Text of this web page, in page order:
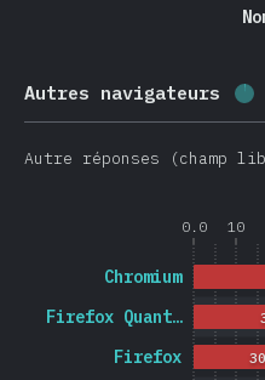
Autres navigateurs
Autre réponses (champ
0.0 10
Firefox
Firefox Quant…
Chromium
30